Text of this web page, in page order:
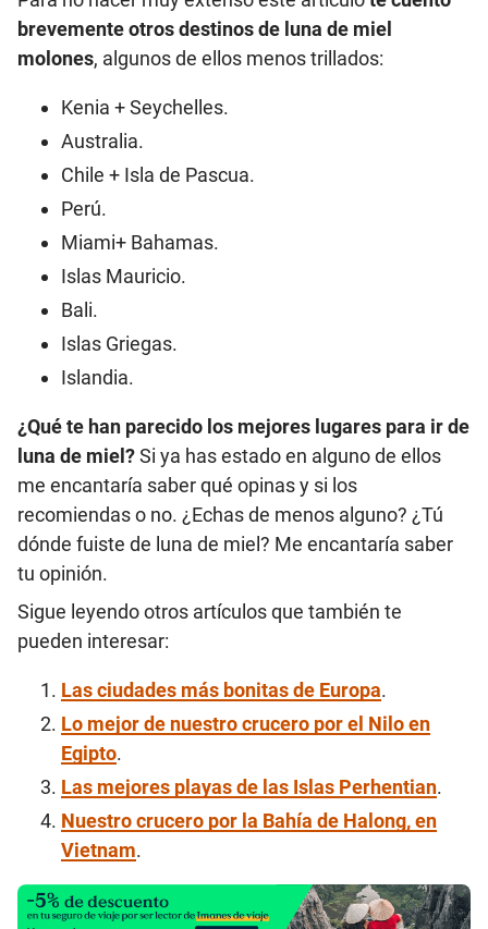
brevemente otros destinos de luna de miel
molones, algunos de ellos menos trillados:
Kenia + Seychelles.
Australia.
Chile + Isla de Pascua.
Perú.
Miami+ Bahamas.
Islas Mauricio.
Bali.
Islas Griegas.
Islandia.
¿Qué te han parecido los mejores lugares para ir de
luna de miel?Si ya has estado en alguno de ellos
me encantaría saber qué opinas y si los
recomiendas o no. ¿Echas de menos alguno? ¿Tú
dónde fuiste de luna de miel? Me encantaría saber
tu opinión.
Sigue leyendo otros artículos que también te
pueden interesar:
Las ciudades más bonitas de Europa.
Lo mejor de nuestro crucero por el Nilo en
Egipto.
Las mejores playas de las Islas Perhentian.
Nuestro crucero por la Bahía de Halong, en
Vietnam.